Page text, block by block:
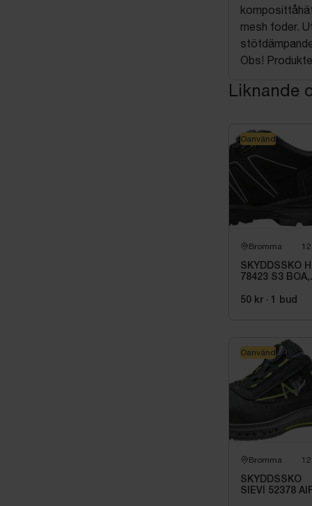
mesh foder.
Obs!
Liknande
Bromma
SKYDDSSKO
78423 S3 BOA,
SVART\/GRÅ
50 kr · 1 bud
Oanvänd
Bromma
SKYDDSSKO
SIEVI 52378
Oanvänd